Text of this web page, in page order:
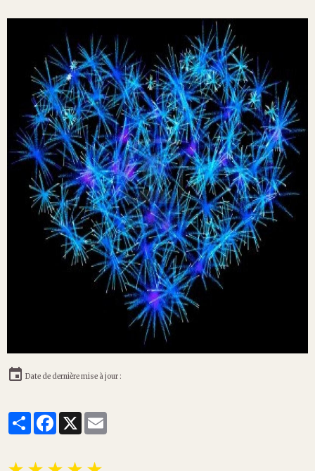
Date de dernière mise à jour :
PartagerFacebook
X